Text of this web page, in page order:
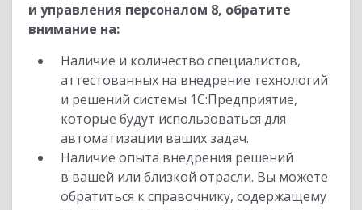
и управления персоналом 8, обратите
внимание на:
Наличие и количество специалистов,
аттестованных на внедрение технологий
и решений системы 1С:Предприятие,
которые будут использоваться для
автоматизации ваших задач.
Наличие опыта внедрения решений
в вашей или близкой отрасли. Вы можете
обратиться к справочнику, содержащему